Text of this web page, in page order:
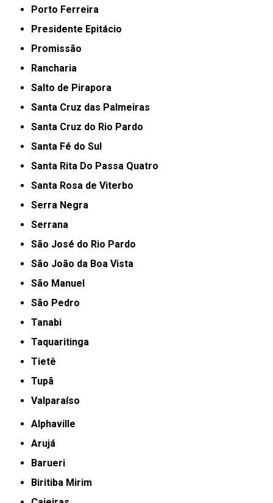
Porto Ferreira
Presidente Epitácio
Promissão
Rancharia
Salto de Pirapora
Santa Cruz das Palmeiras
Santa Cruz do Rio Pardo
Santa Fé do Sul
Santa Rita Do Passa Quatro
Santa Rosa de Viterbo
Serra Negra
Serrana
São José do Rio Pardo
São João da Boa Vista
São Manuel
São Pedro
Tanabi
Taquaritinga
Tietê
Tupã
Valparaíso
Alphaville
Arujá
Barueri
Biritiba Mirim